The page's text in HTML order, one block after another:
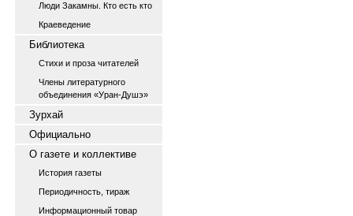
Люди Закамны. Кто есть кто
Краеведение
Библиотека
Стихи и проза читателей
Члены литературного
объединения «Уран-Душэ»
Зурхай
Официально
О газете и коллективе
История газеты
Периодичность, тираж
Информационный товар